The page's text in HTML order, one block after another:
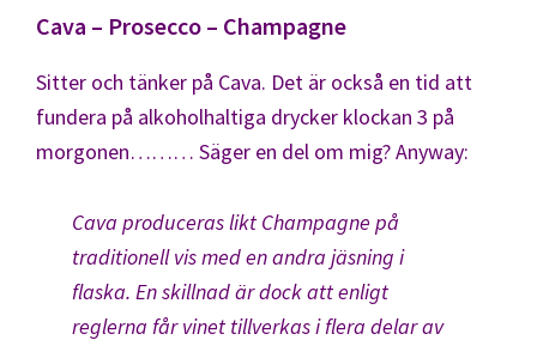
Cava – Prosecco – Champagne
Sitter och tänker på Cava. Det är också en tid att
fundera på alkoholhaltiga drycker klockan 3 på
morgonen……… Säger en del om mig? Anyway:
Cava produceras likt Champagne på
traditionell vis med en andra jäsning i
flaska. En skillnad är dock att enligt
reglerna får vinet tillverkas i flera delar av